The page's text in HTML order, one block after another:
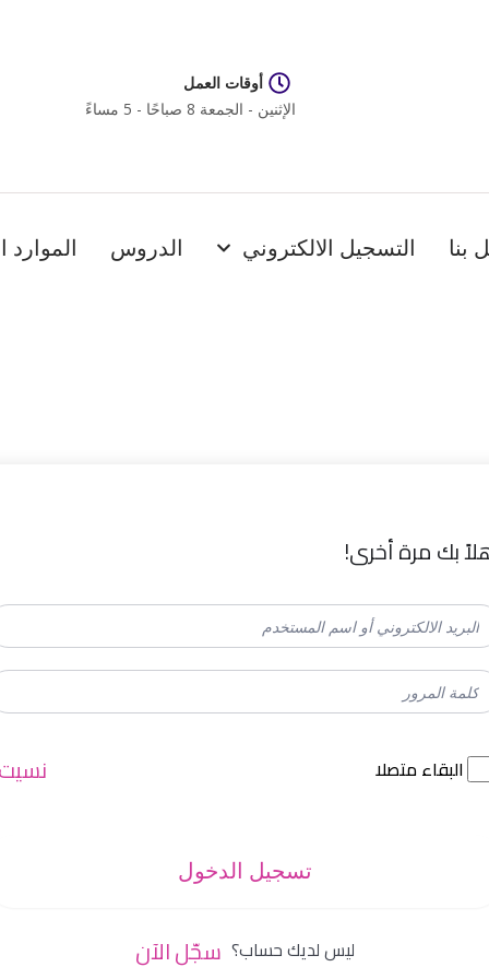
أوقات العمل
الإثنين - الجمعة 8 صباحًا - 5 مساءً
بنا التسجيل الالكتروني الدروس الموارد
بك مرة أخرى!
البقاء متصلا
تسجيل الدخول
ليس لديك حساب؟ سجّل الآن